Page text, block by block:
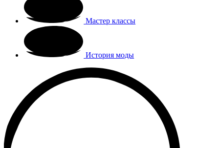
Мастер классы
История моды